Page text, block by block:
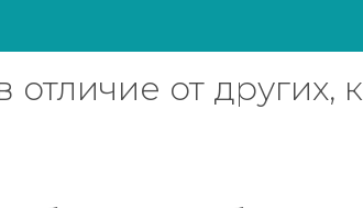
отличие от других,